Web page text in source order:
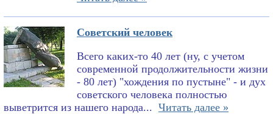
Советский человек
Всего каких-то 40 лет (ну, с учетом
современной продолжительности жизни
- 80 лет) "хождения по пустыне" - и дух
советского человека полностью
выветрится из нашего народа... Читать далее »